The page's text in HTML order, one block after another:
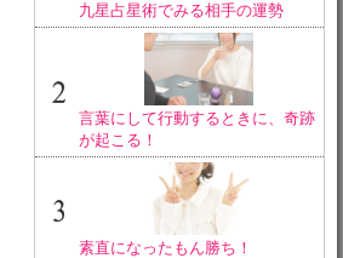
九星占星術でみる相手の運勢
言葉にして行動するときに、奇跡
が起こる！
素直になったもん勝ち！